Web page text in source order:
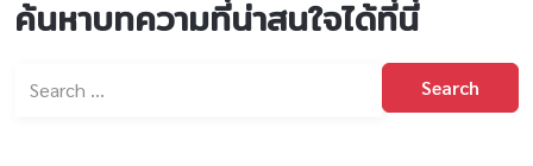
ค้นหาบทความที่น่าสนใจได้ที่นี่
Search